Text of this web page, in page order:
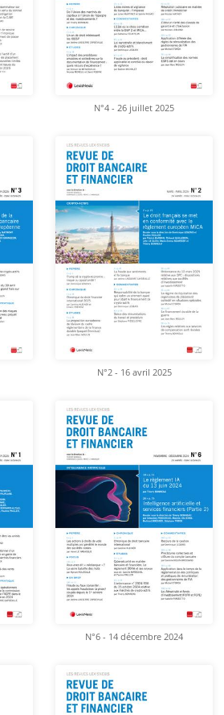
N°4 - 26 juillet 2025
N°2 - 16 avril 2025
N°6 - 14 décembre 2024